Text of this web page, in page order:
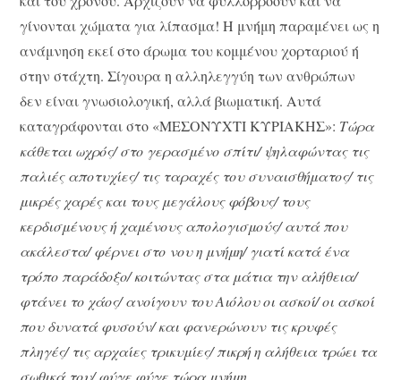
γίνονται χώματα για λίπασμα! Η μνήμη παραμένει ως η
ανάμνηση εκεί στο άρωμα του κομμένου χορταριού ή
στην στάχτη. Σίγουρα η αλληλεγγύη των ανθρώπων
δεν είναι γνωσιολογική, αλλά βιωματική. Αυτά
καταγράφονται στο «ΜΕΣΟΝΥΧΤΙ ΚΥΡΙΑΚΗΣ»: Τώρα
κάθεται ωχρός/ στο γερασμένο σπίτι/ ψηλαφώντας τις
παλιές αποτυχίες/ τις ταραχές του συναισθήματος/ τις
μικρές χαρές και τους μεγάλους φόβους/ τους
κερδισμένους ή χαμένους απολογισμούς/ αυτά που
ακάλεστα/ φέρνει στο νου η μνήμη/ γιατί κατά ένα
τρόπο παράδοξο/ κοιτώντας στα μάτια την αλήθεια/
φτάνει το χάος/ ανοίγουν του Αιόλου οι ασκοί/ οι ασκοί
που δυνατά φυσούν/ και φανερώνουν τις κρυφές
πληγές/ τις αρχαίες τρικυμίες/ πικρή η αλήθεια τρώει τα
σωθικά του/ φύγε φύγε τώρα μνήμη.